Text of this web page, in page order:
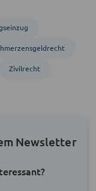
Zivil­recht
Newsletter